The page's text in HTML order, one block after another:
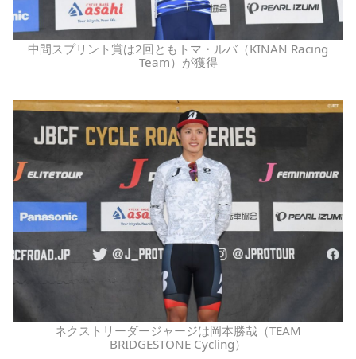
中間スプリント賞は2回ともトマ・ルバ（KINAN Racing
Team）が獲得
ネクストリーダージャージは岡本勝哉（TEAM
BRIDGESTONE Cycling）